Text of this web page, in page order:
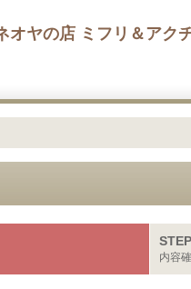
オヤの店 ミフリ＆アク
内容